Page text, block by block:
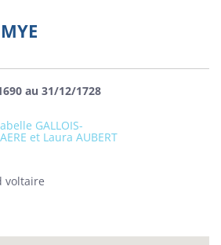
au 31/12/1728
GALLOIS-
et Laura AUBERT
voltaire